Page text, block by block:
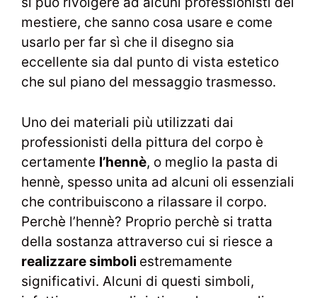
mestiere, che sanno cosa usare e come
usarlo per far sì che il disegno sia
eccellente sia dal punto di vista estetico
che sul piano del messaggio trasmesso.
Uno dei materiali più utilizzati dai
professionisti della pittura del corpo è
certamente l’hennè, o meglio la pasta di
hennè, spesso unita ad alcuni oli essenziali
che contribuiscono a rilassare il corpo.
Perchè l’hennè? Proprio perchè si tratta
della sostanza attraverso cui si riesce a
realizzare simboli estremamente
significativi. Alcuni di questi simboli,